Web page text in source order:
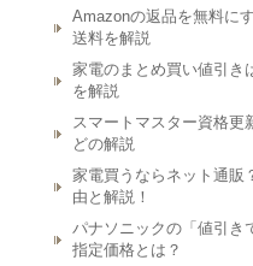
Amazonの返品を無料に
送料を解説
家電のまとめ買い値引き
を解説
スマートマスター資格
どの解説
家電買うならネット通販
由と解説！
パナソニックの「値引き
指定価格とは？